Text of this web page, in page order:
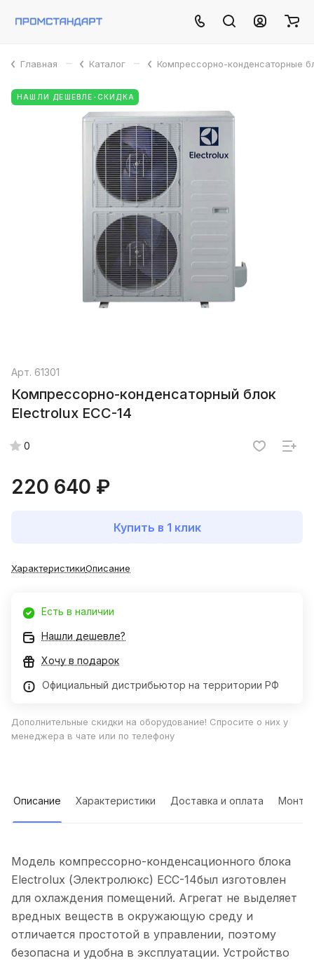
Главная – Каталог – Компрессорно-конденсаторные
НАШЛИ ДЕШЕВЛЕ-СКИДКА
Арт. 61301
Компрессорно-конденсаторный блок
Electrolux ECC-14
0
220 640 ₽
Купить в 1 клик
ХарактеристикиОписание
Есть в наличии
Нашли дешевле?
Хочу в подарок
Официальный дистрибьютор на территории РФ
Дополнительные скидки на оборудование! Спросите о них у
менеджера в чате или по телефону
Описание Характеристики Доставка и оплата
Модель компрессорно-конденсационного блока
Electrolux (Электролюкс) ECC-14был изготовлен
для охлаждения помещений. Агрегат не выделяет
вредных веществ в окружающую среду и
отличается простотой в управлении, поэтому
безопасна и удобна в эксплуатации. Устройство